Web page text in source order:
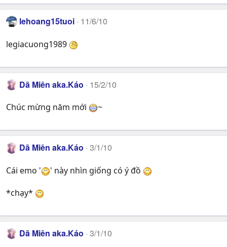
lehoang15tuoi 11/6/10
legiacuong1989
Dã Miên aka.Káo 15/2/10
Chúc mừng năm mới ~
Dã Miên aka.Káo 3/1/10
Cái emo '
' này nhìn giống có ý đồ
*chạy*
Dã Miên aka.Káo 3/1/10